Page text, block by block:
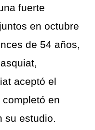
fuerte
en octubre
de 54 años,
aceptó el
en
su estudio.